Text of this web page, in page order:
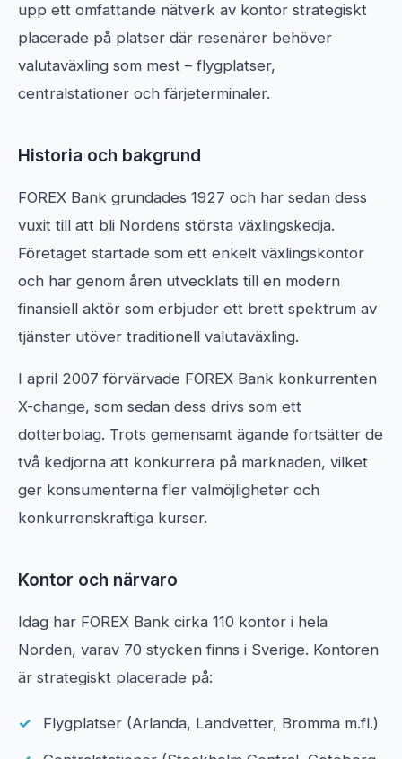
upp ett omfattande nätverk av kontor strategiskt
placerade på platser där resenärer behöver
valutaväxling som mest – flygplatser,
centralstationer och färjeterminaler.
Historia och bakgrund
FOREX Bank grundades 1927 och har sedan dess
vuxit till att bli Nordens största växlingskedja.
Företaget startade som ett enkelt växlingskontor
och har genom åren utvecklats till en modern
finansiell aktör som erbjuder ett brett spektrum av
tjänster utöver traditionell valutaväxling.
I april 2007 förvärvade FOREX Bank konkurrenten
X-change, som sedan dess drivs som ett
dotterbolag. Trots gemensamt ägande fortsätter de
två kedjorna att konkurrera på marknaden, vilket
ger konsumenterna fler valmöjligheter och
konkurrenskraftiga kurser.
Kontor och närvaro
Idag har FOREX Bank cirka 110 kontor i hela
Norden, varav 70 stycken finns i Sverige. Kontoren
är strategiskt placerade på:
Flygplatser (Arlanda, Landvetter, Bromma m.fl.)